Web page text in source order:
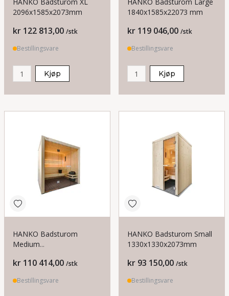
2096x1585x2073mm
Pris
kr 122 813,00 /stk
Bestillingsvare
Kjøp
1840x1585x22073 mm
Pris
kr 119 046,00 /stk
Bestillingsvare
Kjøp
HANKO Badsturom
Medium
Pris
kr 110 414,00 /stk
Bestillingsvare
HANKO Badsturom Small
1330x1330x2073mm
Pris
kr 93 150,00 /stk
Bestillingsvare